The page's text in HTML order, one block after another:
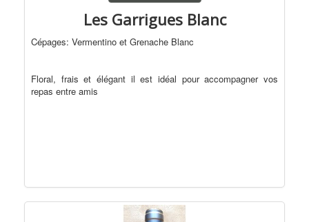
Les Garrigues Blanc
Cépages: Vermentino et Grenache Blanc
Floral, frais et élégant il est idéal pour accompagner vos
repas entre amis